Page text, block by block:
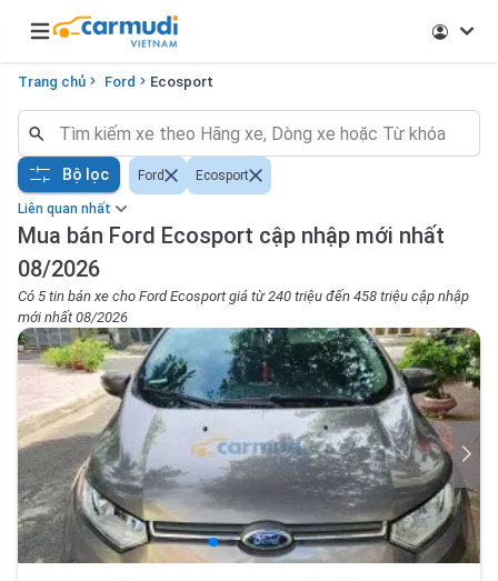
Open main menu
Trang chủ Ford Ecosport
Liên quan nhất
Mua bán Ford Ecosport cập nhập mới nhất
08/2026
Có 5 tin bán xe cho Ford Ecosport giá từ 240 triệu đến 458 triệu cập nhập
mới nhất 08/2026
Bộ lọc Ford Ecosport